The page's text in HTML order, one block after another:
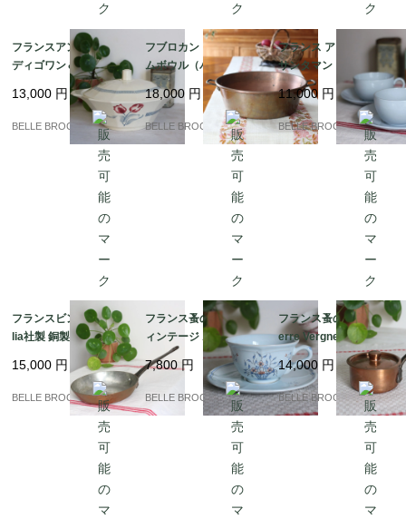
フランスアンティーク
ディゴワン＆サルグミ
ンヌ / TULIPES 蓋付き
チュリーン 赤いチュー
リップ柄 1920-50年頃
｜フランス発送（到着
13,000 円
BELLE BROCANTE
フブロカント 銅製ジャ
ムボウル（バサン・
ア・コンフィチュー
ル）｜フランス発送
（到着まで2-3週間）
18,000 円
BELLE BROCANTE
フランス アンティーク
サンタマン（Saint-Am
and）MDL 風車刻印 ペ
アのカップ＆ソーサー
淡いブルーの陶器｜フ
ランス発送（到着まで2
11,000 円
BELLE BROCANTE
フランスビンテージ Ce
lia社製 銅製フライパン
21cm（刻印あり）本
格プロ仕様 錫引き｜フ
ランス発送（到着まで2
15,000 円
BELLE BROCANTE
フランス蚤の市 希少 ヴ
ィンテージ ポルニック
陶器 カップ＆ソーサー
/ Cottage（コテージ）
シリーズ 手書きのバス
ケット花柄｜フランス
発送（到着まで2-3週
7,800円
BELLE BROCANTE
フランス蚤の市 希少 Pi
erre Vergnes Durfort
蓋付き 銅のソースパン
10cm｜フランス発送
（到着まで2-3週間）
14,000 円
BELLE BROCANTE